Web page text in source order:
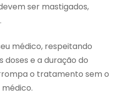
ser mastigados,
médico, respeitando
doses e a duração do
o tratamento sem o